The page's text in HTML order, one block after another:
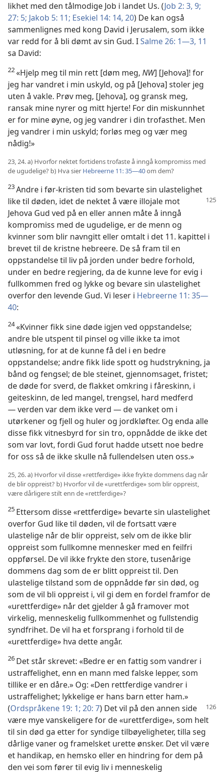
likhet med den tålmodige Job i landet Us. (Job 2: 3, 9;
27: 5; Jakob 5: 11; Esekiel 14: 14, 20) De kan også
sammenlignes med kong David i Jerusalem, som ikke
var redd for å bli dømt av sin Gud. ISalme 26: 1—3, 11
sa David:
22«Hjelp meg til min rett [døm meg, NW] [Jehova]! for
jeg har vandret i min uskyld, og på [Jehova] stoler jeg
uten å vakle. Prøv meg, [Jehova], og gransk meg,
ransak mine nyrer og mitt hjerte! For din miskunnhet
er for mine øyne, og jeg vandrer i din trofasthet. Men
jeg vandrer i min uskyld; forløs meg og vær meg
nådig!»
23, 24. a) Hvorfor nektet fortidens trofaste å inngå kompromiss med
de ugudelige? b) Hva sier Hebreerne 11: 35—40om dem?
23Andre i før-kristen tid som bevarte sin ulastelighet
liketil døden, idet de nektet å være illojale mot
Jehova Gud ved på en eller annen måte å inngå
kompromiss med de ugudelige, er de menn og
kvinner som blir navngitt eller omtalt i det 11. kapittel i
brevet til de kristne hebreere. De så fram til en
oppstandelse til liv på jorden under bedre forhold,
under en bedre regjering, da de kunne leve for evig i
fullkommen fred og lykke og bevare sin ulastelighet
overfor den levende Gud. Vi leser i Hebreerne 11: 35—
40:
24«Kvinner fikk sine døde igjen ved oppstandelse;
andre ble utspent til pinsel og ville ikke ta imot
utløsning, for at de kunne få del i en bedre
oppstandelse; andre fikk lide spott og hudstrykning, ja
bånd og fengsel; de ble steinet, gjennomsaget, fristet;
de døde for sverd, de flakket omkring i fåreskinn, i
geiteskinn, de led mangel, trengsel, hard medferd
— verden var dem ikke verd — de vanket om i
utørkener og fjell og huler og jordkløfter. Og enda alle
disse fikk vitnesbyrd for sin tro, oppnådde de ikke det
som var lovt, fordi Gud forut hadde utsett noe bedre
for oss så de ikke skulle nå fullendelsen uten oss.»
25, 26. a) Hvorfor vil disse «rettferdige» ikke frykte dommens dag når
de blir oppreist? b) Hvorfor vil de «urettferdige» som blir oppreist,
være dårligere stilt enn de «rettferdige»?
25 Ettersom disse «rettferdige» bevarte sin ulastelighet
overfor Gud like til døden, vil de fortsatt være
ulastelige når de blir oppreist, selv om de ikke blir
oppreist som fullkomne mennesker med en feilfri
oppførsel. De vil ikke frykte den store, tusenårige
dommens dag som de er blitt oppreist til. Den
ulastelige tilstand som de oppnådde før sin død, og
som de vil bli oppreist i, vil gi dem en fordel framfor de
«urettferdige» når det gjelder å gå framover mot
virkelig, menneskelig fullkommenhet og fullstendig
syndfrihet. De vil ha et forsprang i forhold til de
«urettferdige» hva dette angår.
26 Det står skrevet: «Bedre er en fattig som vandrer i
ustraffelighet, enn en mann med falske lepper, som
tillike er en dåre.» Og: «Den rettferdige vandrer i
ustraffelighet; lykkelige er hans barn etter ham.»
(Ordspråkene 19: 1; 20: 7) Det vil på den annen side
være mye vanskeligere for de «urettferdige», som helt
til sin død ga etter for syndige tilbøyeligheter, tilla seg
dårlige vaner og framelsket urette ønsker. Det vil være
et handikap, en hemsko eller en hindring for dem på
den vei som fører til evig liv i menneskelig